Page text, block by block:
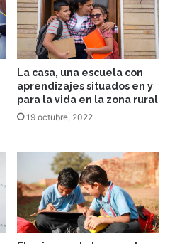
La casa, una escuela con
aprendizajes situados en y
para la vida en la zona rural
19 octubre, 2022